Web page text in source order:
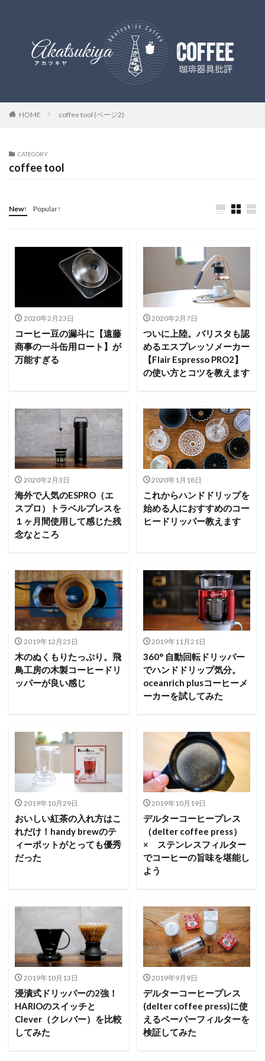
HOME coffee tool (ページ2)
CATEGORY
coffee tool
New↑ Popular↑
2020年2月23日
コーヒー豆の漏斗に【遠藤
商事の一斗缶用ロート】が
万能すぎる
2020年2月7日
ついに上陸。バリスタも認
めるエスプレッソメーカー
【Flair Espresso PRO2】
の使い方とコツを教えます
2020年2月3日
海外で人気のESPRO（エ
スプロ）トラベルプレスを
１ヶ月間使用して感じた残
念なところ
2020年1月18日
これからハンドドリップを
始める人におすすめのコー
ヒードリッパー教えます
2019年12月25日
木のぬくもりたっぷり。飛
鳥工房の木製コーヒードリ
ッパーが良い感じ
2019年11月21日
360° 自動回転ドリッパー
でハンドドリップ気分。
oceanrich plusコーヒーメ
ーカーを試してみた
2019年10月29日
おいしい紅茶の入れ方はこ
れだけ！handy brewのテ
ィーポットがとっても優秀
だった
2019年10月19日
デルターコーヒープレス
（delter coffee press）
× ステンレスフィルター
でコーヒーの旨味を堪能し
よう
2019年10月13日
浸漬式ドリッパーの2強！
HARIOのスイッチと
Clever（クレバー）を比較
してみた
2019年9月9日
デルターコーヒープレス
(delter coffee press)に使
えるペーパーフィルターを
検証してみた